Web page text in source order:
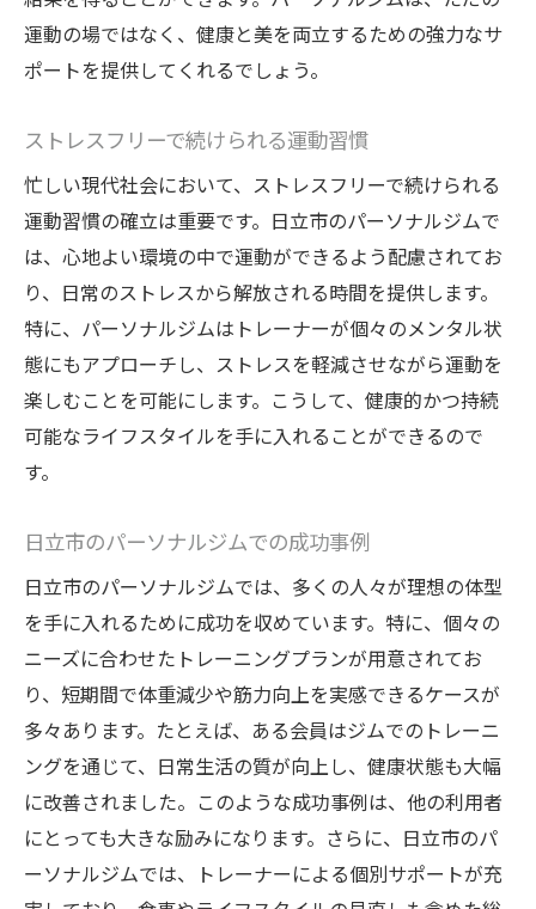
運動の場ではなく、健康と美を両立するための強力なサ
ポートを提供してくれるでしょう。
ストレスフリーで続けられる運動習慣
忙しい現代社会において、ストレスフリーで続けられる
運動習慣の確立は重要です。日立市のパーソナルジムで
は、心地よい環境の中で運動ができるよう配慮されてお
り、日常のストレスから解放される時間を提供します。
特に、パーソナルジムはトレーナーが個々のメンタル状
態にもアプローチし、ストレスを軽減させながら運動を
楽しむことを可能にします。こうして、健康的かつ持続
可能なライフスタイルを手に入れることができるので
す。
日立市のパーソナルジムでの成功事例
日立市のパーソナルジムでは、多くの人々が理想の体型
を手に入れるために成功を収めています。特に、個々の
ニーズに合わせたトレーニングプランが用意されてお
り、短期間で体重減少や筋力向上を実感できるケースが
多々あります。たとえば、ある会員はジムでのトレーニ
ングを通じて、日常生活の質が向上し、健康状態も大幅
に改善されました。このような成功事例は、他の利用者
にとっても大きな励みになります。さらに、日立市のパ
ーソナルジムでは、トレーナーによる個別サポートが充